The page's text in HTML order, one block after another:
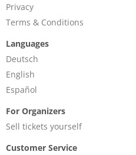
Privacy
Terms & Conditions
Languages
Deutsch
English
Español
For Organizers
Sell tickets yourself
Customer Service